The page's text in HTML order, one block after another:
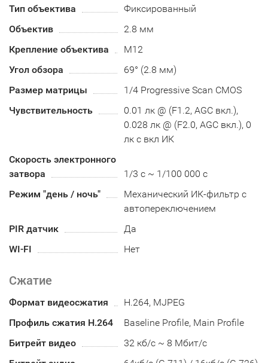
Тип объектива
Фиксированный
Объектив
2.8 мм
Крепление объектива
М12
Угол обзора
69° (2.8 мм)
Размер матрицы
1/4 Progressive Scan CMOS
Чувствительность
0.01 лк @ (F1.2, AGC вкл.),
0.028 лк @ (F2.0, AGC вкл.), 0
лк с вкл ИК
Скорость электронного
затвора
1/3 с ~ 1/100 000 с
Режим "день / ночь"
Механический ИК-фильтр с
автопереключением
PIR датчик
Да
WI-FI
Нет
Сжатие
Формат видеосжатия
H.264, MJPEG
Профиль сжатия H.264
Baseline Profile, Main Profile
Битрейт видео
32 кб/с ~ 8 Мбит/с